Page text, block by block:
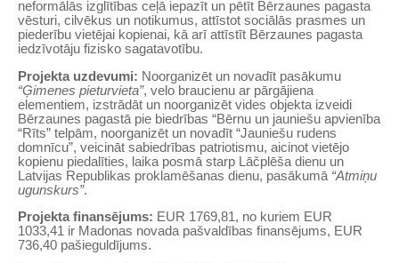
neformālās izglītības ceļā iepazīt un pētīt Bērzaunes pagasta
vēsturi, cilvēkus un notikumus, attīstot sociālās prasmes un
piederību vietējai kopienai, kā arī attīstīt Bērzaunes pagasta
iedzīvotāju fizisko sagatavotību.
Projekta uzdevumi: Noorganizēt un novadīt pasākumu
“Ģimenes pieturvieta”, velo braucienu ar pārgājiena
elementiem, izstrādāt un noorganizēt vides objekta izveidi
Bērzaunes pagastā pie biedrības “Bērnu un jauniešu apvienība
“Rīts” telpām, noorganizēt un novadīt “Jauniešu rudens
domnīcu”, veicināt sabiedrības patriotismu, aicinot vietējo
kopienu piedalīties, laika posmā starp Lāčplēša dienu un
Latvijas Republikas proklamēšanas dienu, pasākumā “Atmiņu
ugunskurs”.
Projekta finansējums: EUR 1769,81, no kuriem EUR
1033,41 ir Madonas novada pašvaldības finansējums, EUR
736,40 pašieguldījums.